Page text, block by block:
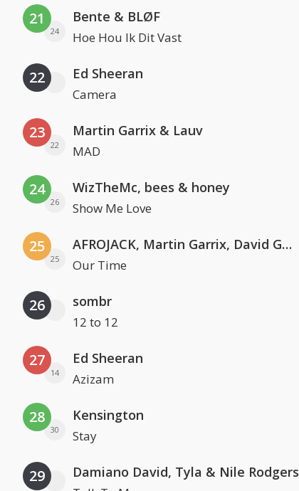
21
24
Bente & BLØF
Hoe Hou Ik Dit Vast
22 Ed Sheeran
Camera
23
22
Martin Garrix & Lauv
MAD
24
26
WizTheMc, bees & honey
Show Me Love
25
25
AFROJACK, Martin Garrix, David Guetta & Amél
Our Time
26 sombr
12 to 12
27
14
Ed Sheeran
Azizam
28
30
Kensington
Stay
29 Damiano David, Tyla & Nile Rodgers